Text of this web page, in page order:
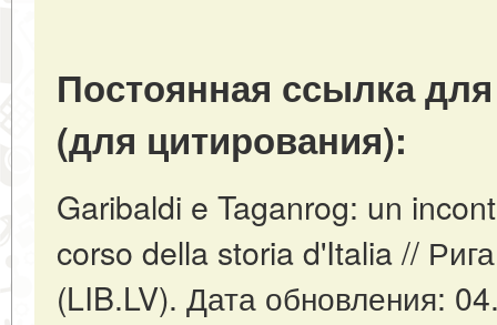
Постоянная ссылка
(для цитирования):
Garibaldi e Taganrog: un
corso della storia d'Italia //
(LIB.LV). Дата обновления: